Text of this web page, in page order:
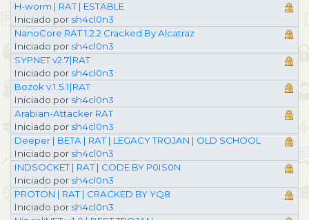
H-worm | RAT | ESTABLE
Iniciado por sh4cl0n3
NanoCore RAT 1.2.2 Cracked By Alcatraz
Iniciado por sh4cl0n3
SYPNET v2.7|RAT
Iniciado por sh4cl0n3
Bozok v.1.5.1|RAT
Iniciado por sh4cl0n3
Arabian-Attacker RAT
Iniciado por sh4cl0n3
Deeper | BETA | RAT | LEGACY TROJAN | OLD SCHOOL
Iniciado por sh4cl0n3
INDSOCKET | RAT | CODE BY P0IS0N
Iniciado por sh4cl0n3
PROTON | RAT | CRACKED BY YQ8
Iniciado por sh4cl0n3